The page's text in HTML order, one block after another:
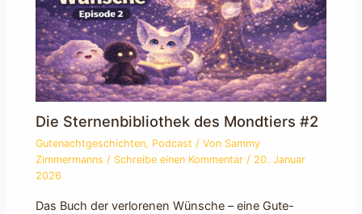
Die Sternenbibliothek des Mondtiers #2
Gutenachtgeschichten, Podcast / Von Sammy
Zimmermanns/ Schreibe einen Kommentar / 20. Januar
2026
Das Buch der verlorenen Wünsche – eine Gute-